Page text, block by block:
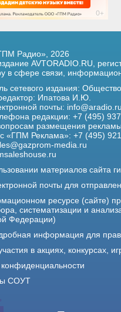
Радио», 2026
AVTORADIO.RU,
в сфере связи,
сетевого издания:
Ипатова И.Ю.
почты: info@aradio.ru
редакции: +7 (495)
размещения
«ГПМ Реклама»: +7 (495)
media.ru
материалов сайта
почты для
ресурсе (сайте)
систематизации и
Федерации)
информация для
в акциях, конкурсах,
СОУТ